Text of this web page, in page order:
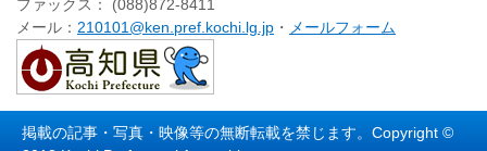
ファックス： (088)872-8411
メール： 210101@ken.pref.kochi.lg.jp ・ メールフォーム
掲載の記事・写真・映像等の無断転載を禁じます。Copyright ©